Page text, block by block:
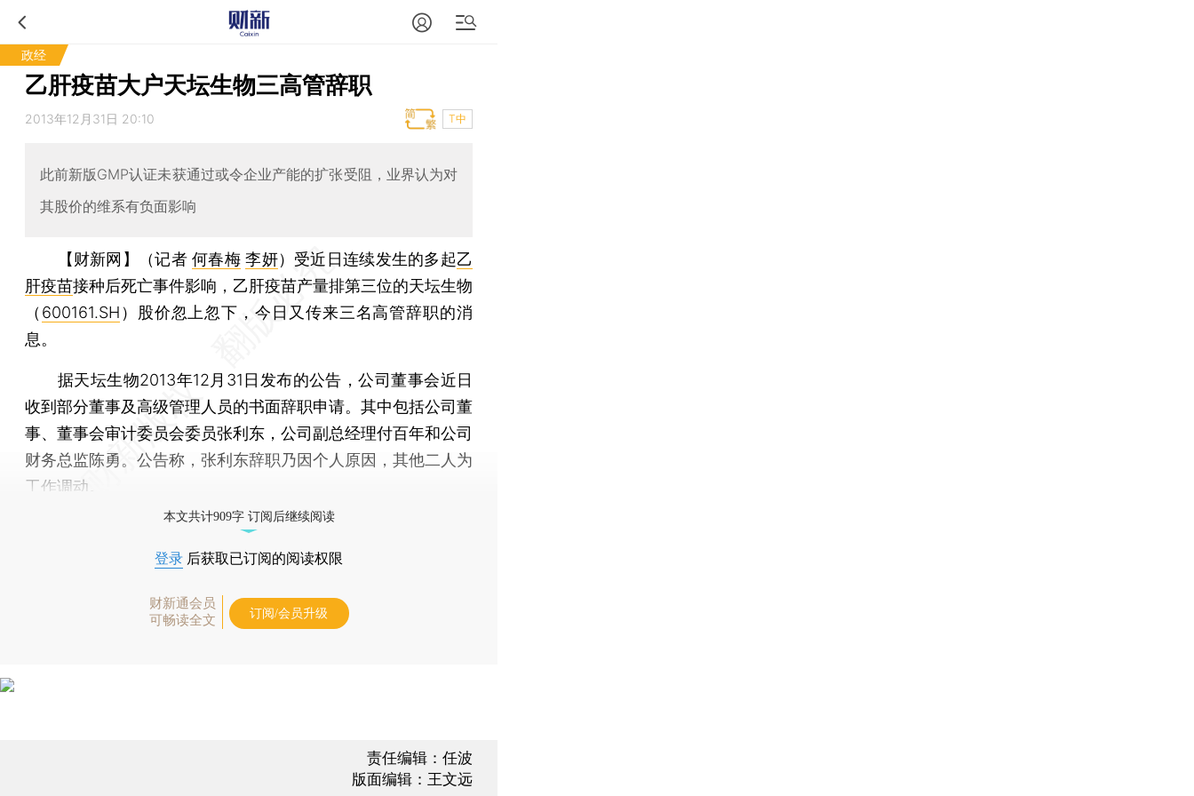
政经
乙肝疫苗大户天坛生物三高管辞职
2013年12月31日 20:10 T中
此前新版GMP认证未获通过或令企业产能的扩张受阻，业界认为对
其股价的维系有负面影响
【财新网】（记者何春梅 李妍） 受近日连续发生的多起乙
肝疫苗接种后死亡事件影响，乙肝疫苗产量排第三位的天坛生物
（ 600161.SH ）股价忽上忽下，今日又传来三名高管辞职的消
息。
据天坛生物2013年12月31日发布的公告，公司董事会近日
收到部分董事及高级管理人员的书面辞职申请。其中包括公司董
事、董事会审计委员会委员张利东，公司副总经理付百年和公司
财务总监陈勇。公告称，张利东辞职乃因个人原因，其他二人为
工作调动。
本文共计909字 订阅后继续阅读
登录 后获取已订阅的阅读权限
财新通会员
可畅读全文
订阅/会员升级
责任编辑：任波
版面编辑：王文远